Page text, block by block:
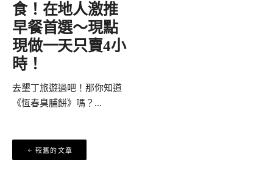
食！在地人激推
早餐首選～現點
現做一天只賣4小
時！
去墾丁旅遊過吧！那你知道
《恆春臭脯餅》嗎？...
文
章
較舊的文章